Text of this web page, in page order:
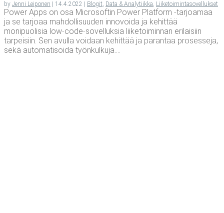
by Jenni Leiponen | 14.4.2022 | Blogit Data & Analytiikka Liiketoimintasovellukset
Power Apps on osa Microsoftin Power Platform -tarjoamaa
ja se tarjoaa mahdollisuuden innovoida ja kehittää
monipuolisia low-code-sovelluksia liiketoiminnan erilaisiin
tarpeisiin. Sen avulla voidaan kehittää ja parantaa prosesseja,
sekä automatisoida työnkulkuja....